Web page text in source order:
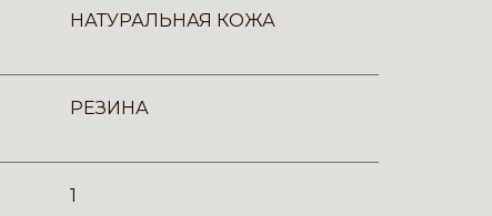
НАТУРАЛЬНАЯ КОЖА
РЕЗИНА
1